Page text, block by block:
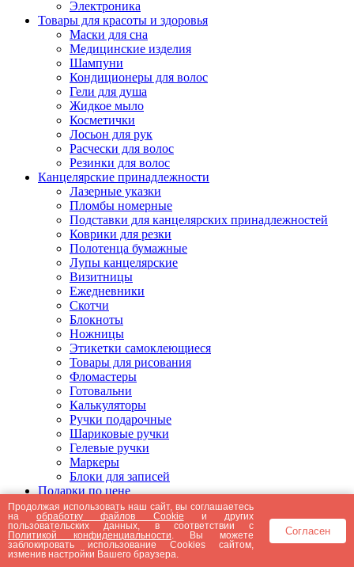
Электроника
Товары для красоты и здоровья
Маски для сна
Медицинские изделия
Шампуни
Кондиционеры для волос
Гели для душа
Жидкое мыло
Косметички
Лосьон для рук
Расчески для волос
Резинки для волос
Канцелярские принадлежности
Лазерные указки
Пломбы номерные
Подставки для канцелярских принадлежностей
Коврики для резки
Полотенца бумажные
Лупы канцелярские
Визитницы
Ежедневники
Скотчи
Блокноты
Ножницы
Этикетки самоклеющиеся
Товары для рисования
Фломастеры
Готовальни
Калькуляторы
Ручки подарочные
Шариковые ручки
Гелевые ручки
Маркеры
Блоки для записей
Подарки по цене
Подарки от 5000 рублей
Подарки до 5000 рублей
Подарки до 3000 рублей
Подарки до 2000 рублей
Подарки до 1000 рублей
Продолжая использовать наш сайт, вы соглашаетесь
наобработку файлов Cookie и других
пользовательских данных, в соответствии с
Политикой конфиденциальности . Вы можете
заблокировать использование Cookies сайтом,
изменив настройки Вашего браузера.
Согласен